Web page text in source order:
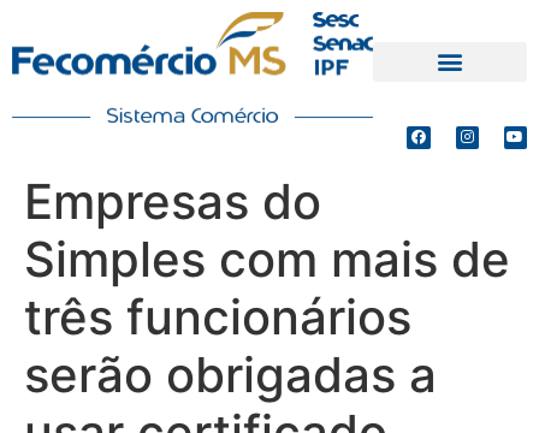
Empresas do
Simples com mais de
três funcionários
serão obrigadas a